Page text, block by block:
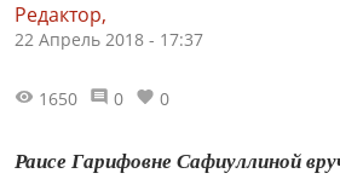
Редактор,
22 Апрель 2018 - 17:37
1650 0 0
Раисе Гарифовне Сафиуллиной